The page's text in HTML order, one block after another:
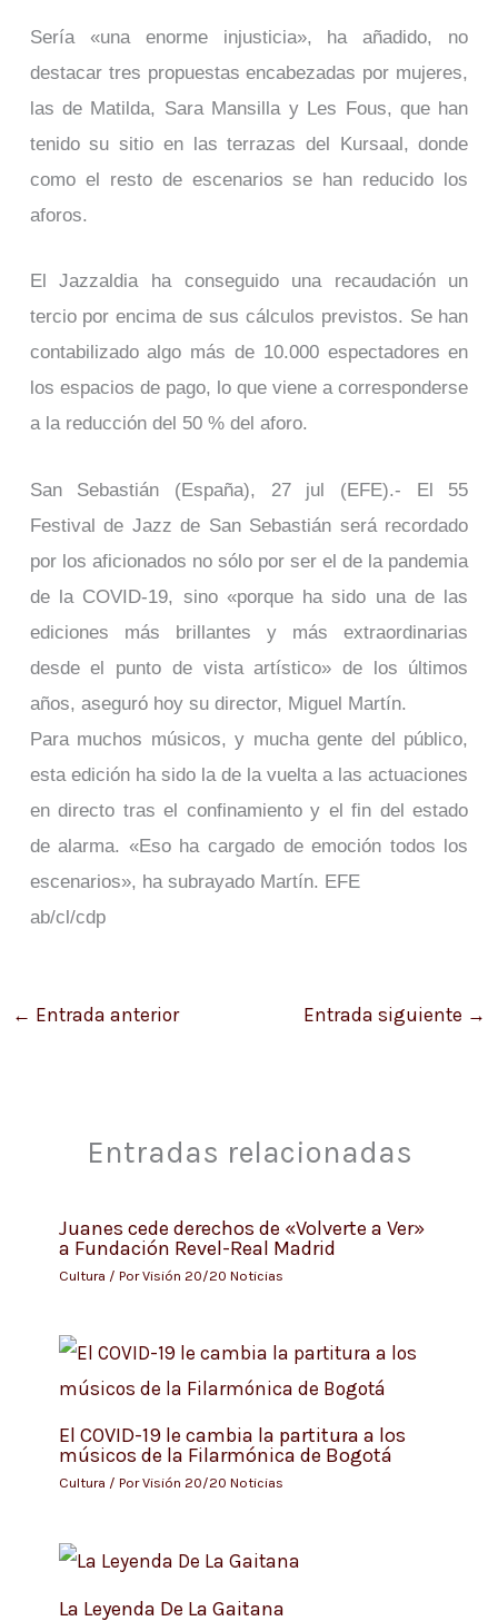
Sería «una enorme injusticia», ha añadido, no
destacar tres propuestas encabezadas por mujeres,
las de Matilda, Sara Mansilla y Les Fous, que han
tenido su sitio en las terrazas del Kursaal, donde
como el resto de escenarios se han reducido los
aforos.
El Jazzaldia ha conseguido una recaudación un
tercio por encima de sus cálculos previstos. Se han
contabilizado algo más de 10.000 espectadores en
los espacios de pago, lo que viene a corresponderse
a la reducción del 50 % del aforo.
San Sebastián (España), 27 jul (EFE).- El 55
Festival de Jazz de San Sebastián será recordado
por los aficionados no sólo por ser el de la pandemia
de la COVID-19, sino «porque ha sido una de las
ediciones más brillantes y más extraordinarias
desde el punto de vista artístico» de los últimos
años, aseguró hoy su director, Miguel Martín.
Para muchos músicos, y mucha gente del público,
esta edición ha sido la de la vuelta a las actuaciones
en directo tras el confinamiento y el fin del estado
de alarma. «Eso ha cargado de emoción todos los
escenarios», ha subrayado Martín. EFE
ab/cl/cdp
← Entrada anterior Entrada siguiente →
Entradas relacionadas
Juanes cede derechos de «Volverte a Ver»
a Fundación Revel-Real Madrid
Cultura / PorVisión 20/20 Noticias
El COVID-19 le cambia la partitura a los
músicos de la Filarmónica de Bogotá
Cultura / PorVisión 20/20 Noticias
La Leyenda De La Gaitana